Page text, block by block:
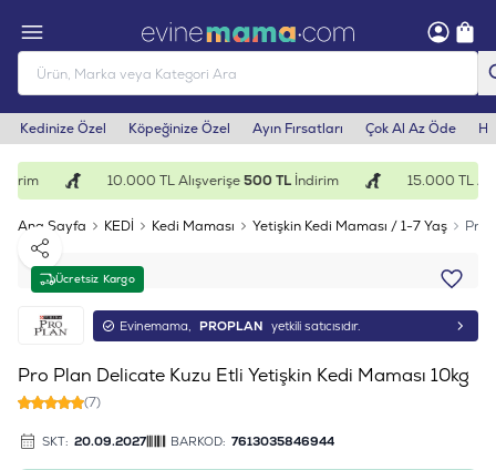
Kedinize Özel Köpeğinize Özel Ayın Fırsatları Çok Al Az Öde
10.000 TL Alışverişe500 TLİndirim 15.000 TL
Ana Sayfa KEDİ Kedi Maması Yetişkin Kedi Maması / 1-7 Yaş Pro
Ücretsiz Kargo
Paylaş
Evinemama, PROPLAN yetkili satıcısıdır.
Pro Plan Delicate Kuzu Etli Yetişkin Kedi Maması 10kg
(7)
SKT: 20.09.2027 BARKOD: 7613035846944